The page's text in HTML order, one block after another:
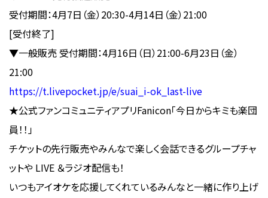
受付期間：4月7日（金）20:30-4月14日（金）21:00
[受付終了]
▼一般販売 受付期間：4月16日（日）21:00-6月23日（金）
21:00
https://t.livepocket.jp/e/suai_i-ok_last-live
★公式ファンコミュニティアプリFanicon「今日からキミも楽団
員！！」
チケットの先行販売やみんなで楽しく会話できるグループチャ
ットや LIVE ＆ラジオ配信も！
いつもアイオケを応援してくれているみんなと一緒に作り上げ